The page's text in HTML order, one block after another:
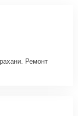
Ремонт